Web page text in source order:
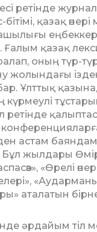
қазақ
қазақ
оның түр-
жолындағы
Ұлттық
күрмеулі
ретінде
астам
Бұл жылдары
«Өрелі
аталатын
әрдайым